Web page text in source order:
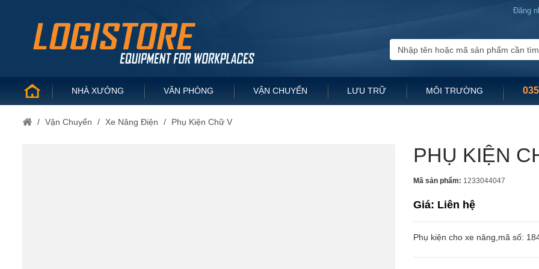
Đăng
NHÀ XƯỞNG VĂN PHÒNG VẬN CHUYỂN LƯU TRỮ MÔI TRƯỜNG
/ Vận Chuyển / Xe Nâng Điện / Phụ Kiện Chữ V
PHỤ KIỆN
Mã sản phẩm: 1233044047
Giá: Liên hệ
Phụ kiện cho xe nâng,mã số: